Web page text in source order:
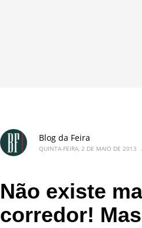
Blog da Feira
QUINTA-FEIRA, 2 DE MAIO DE 2013
Não existe
corredor!